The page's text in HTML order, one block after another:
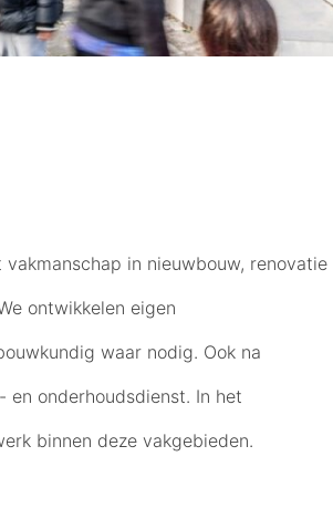
in nieuwbouw, renovatie
ontwikkelen eigen
waar nodig. Ook na
onderhoudsdienst. In het
binnen deze vakgebieden.